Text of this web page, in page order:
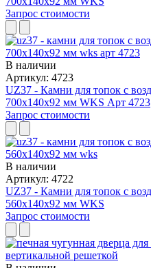
Запрос стоимости
В наличии
Артикул: 4723
UZ37 - Камни для топок с
700x140x92 мм WKS Арт 4723
Запрос стоимости
В наличии
Артикул: 4722
UZ37 - Камни для топок с
560x140x92 мм WKS
Запрос стоимости